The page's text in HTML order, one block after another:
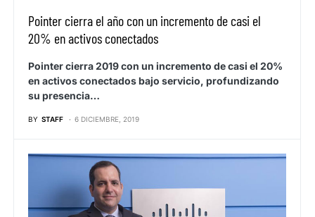
Pointer cierra el año con un incremento de casi el
20% en activos conectados
Pointer cierra 2019 con un incremento de casi el 20%
en activos conectados bajo servicio, profundizando
su presencia…
BY STAFF 6 DICIEMBRE, 2019